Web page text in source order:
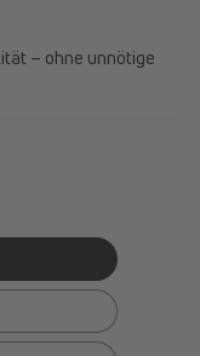
– ohne unnötige